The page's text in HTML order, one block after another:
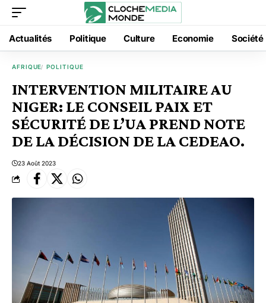
Actualités Politique Culture Economie Société
AFRIQUE POLITIQUE
INTERVENTION MILITAIRE AU
NIGER: LE CONSEIL PAIX ET
SÉCURITÉ DE L’UA PREND NOTE
DE LA DÉCISION DE LA CEDEAO.
23 Août 2023